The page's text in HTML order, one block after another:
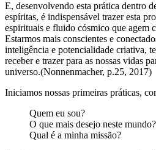
E, desenvolvendo esta prática dentro
espíritas, é indispensável trazer esta
espirituais e fluido cósmico que agem
Estarmos mais conscientes e
inteligência e potencialidade criativa,
receber e trazer para as nossas vidas
universo.(Nonnenmacher, p.25, 2017)
Iniciamos nossas primeiras práticas,
Quem eu sou?
O que mais desejo neste mundo?
Qual é a minha missão?